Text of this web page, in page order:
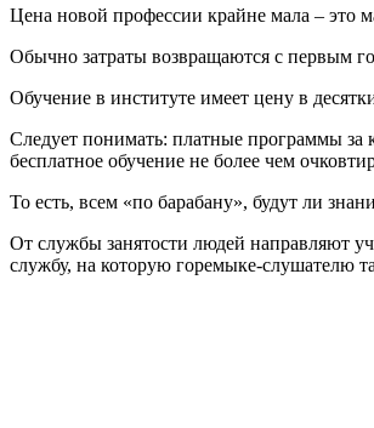
Цена новой профессии крайне мала – это
Обычно затраты возвращаются с первым
Обучение в институте имеет цену в
Следует понимать: платные программы за
бесплатное обучение не более чем
То есть, всем «по барабану», будут ли
От службы занятости людей направляют
службу, на которую горемыке-слушателю